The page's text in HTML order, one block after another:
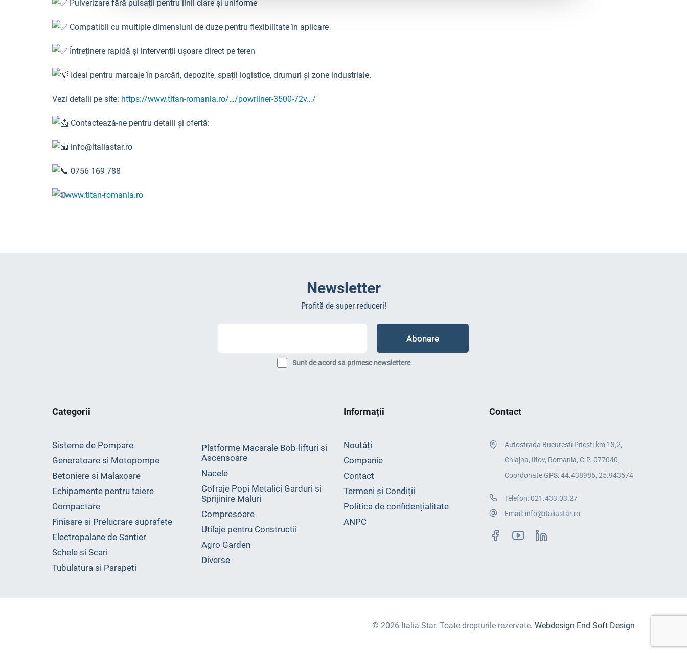
Pulverizare fără pulsații pentru linii clare și uniforme
Compatibil cu multiple dimensiuni de duze pentru flexibilitate în aplicare
Întreținere rapidă și intervenții ușoare direct pe teren
Ideal pentru marcaje în parcări, depozite, spații logistice, drumuri și zone industriale.
Vezi detalii pe site: https://www.titan-romania.ro/…/powrliner-3500-72v…/
Contactează-ne pentru detalii și ofertă:
info@italiastar.ro
0756 169 788
www.titan-romania.ro
Newsletter
Profită de super reduceri!
Sunt de acord sa primesc newslettere
Categorii
Sisteme de Pompare
Generatoare si Motopompe
Betoniere si Malaxoare
Echipamente pentru taiere
Compactare
Finisare si Prelucrare suprafete
Electropalane de Santier
Schele si Scari
Tubulatura si Parapeti
Platforme Macarale Bob-lifturi si
Ascensoare
Nacele
Cofraje Popi Metalici Garduri si
Sprijinire Maluri
Compresoare
Utilaje pentru Constructii
Agro Garden
Diverse
Informații
Noutăți
Companie
Contact
Termeni și Condiții
Politica de confidențialitate
ANPC
Contact
Autostrada Bucuresti Pitesti km 13,2,
Chiajna, Ilfov, Romania, C.P. 077040,
Coordonate GPS: 44.438986, 25.943574
Telefon:021.433.03.27
Email: info@italiastar.ro
© 2026 Italia Star. Toate drepturile rezervate. Webdesign End Soft Design